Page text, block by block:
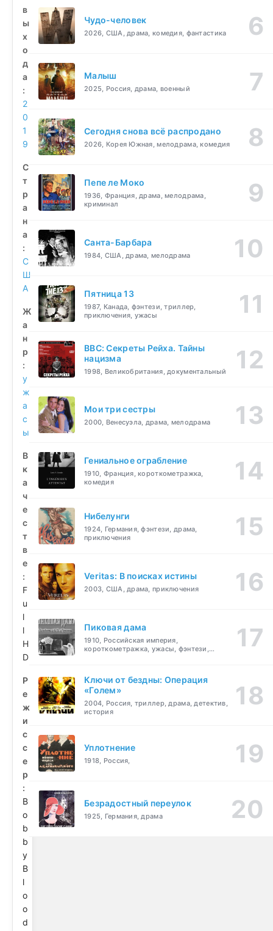
в
ы
х
о
д
а
:
2
0
1
9
С
т
р
а
н
а
:
С
Ш
А
Ж
а
н
р
:
у
ж
а
с
ы
В
к
а
ч
е
с
т
в
е
:
F
u
l
l
H
D
Р
е
ж
и
с
с
е
р
:
B
o
b
b
y
B
l
o
o
d
Чудо-человек
2026, США, драма, комедия, фантастика
Малыш
2025, Россия, драма, военный
Сегодня снова всё распродано
2026, Корея Южная, мелодрама, комедия
Пепе ле Моко
1936, Франция, драма, мелодрама,
криминал
Санта-Барбара
1984, США, драма, мелодрама
Пятница 13
1987, Канада, фэнтези, триллер,
приключения, ужасы
BBC: Секреты Рейха. Тайны
нацизма
1998, Великобритания, документальный
Мои три сестры
2000, Венесуэла, драма, мелодрама
Гениальное ограбление
1910, Франция, короткометражка,
комедия
Нибелунги
1924, Германия, фэнтези, драма,
приключения
Veritas: В поисках истины
2003, США, драма, приключения
Пиковая дама
1910, Российская империя,
короткометражка, ужасы, фэнтези,
Ключи от бездны: Операция
«Голем»
2004, Россия, триллер, драма, детектив,
история
Уплотнение
1918, Россия,
Безрадостный переулок
1925, Германия, драма